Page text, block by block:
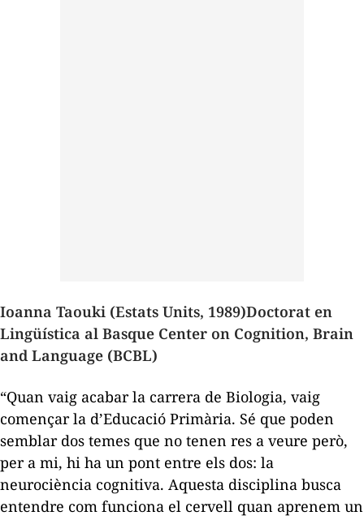
Ioanna Taouki (Estats Units, 1989)Doctorat en
Lingüística al Basque Center on Cognition, Brain
and Language (BCBL)
“Quan vaig acabar la carrera de Biologia, vaig
començar la d’Educació Primària. Sé que poden
semblar dos temes que no tenen res a veure però,
per a mi, hi ha un pont entre els dos: la
neurociència cognitiva. Aquesta disciplina busca
entendre com funciona el cervell quan aprenem un